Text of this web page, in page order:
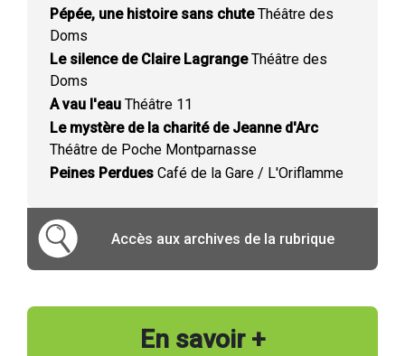
Pépée, une histoire sans chuteThéâtre des
Doms
Le silence de Claire LagrangeThéâtre des
Doms
A vau l'eau Théâtre 11
Le mystère de la charité de Jeanne d'Arc
Théâtre de Poche Montparnasse
Peines Perdues Café de la Gare / L'Oriflamme
Accès aux archives de la rubrique
En savoir +